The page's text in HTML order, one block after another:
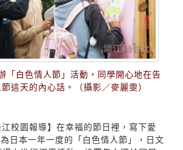
「白色情人節」活動，同學開心地在告
這天的內心話。（攝影／麥麗雯）
江校園報導】在幸福的節日裡，寫下愛
日本一年一度的「白色情人節」，日文